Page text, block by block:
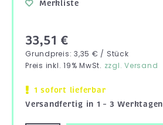
Merkliste
33,51 €
Grundpreis: 3,35 € / Stück
Preis inkl. 19% MwSt. zzgl. Versand
1 sofort lieferbar
Versandfertig in 1 – 3 Werktagen